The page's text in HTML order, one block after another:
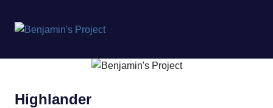
springen
Project
Highlander